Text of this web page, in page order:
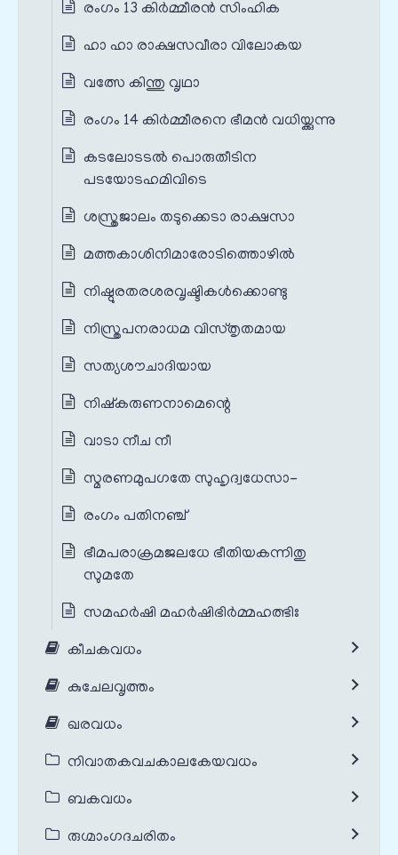
രംഗം 13 കിർമ്മീരൻ സിംഹിക
ഹാ ഹാ രാക്ഷസവീരാ വിലോകയ
വത്സേ കിന്തു വൃഥാ
രംഗം 14 കിർമ്മീരനെ ഭീമൻ വധിയ്ക്കുന്നു
കടലോടടൽ പൊരുതീടിന
പടയോടഹമിവിടെ
ശസ്ത്രജാലം തടുക്കെടാ രാക്ഷസാ
മത്തകാശിനിമാരോടിത്തൊഴിൽ
നിഷ്ഠുരതരശരവൃഷ്ടികൾക്കൊണ്ടു
നിസ്ത്രപനരാധമ വിസ്തൃതമായ
സത്യശൗചാദിയായ
നിഷ്കരുണനാമെന്റെ
വാടാ നീച നീ
സ്മരണമുപഗതേ സുഹൃദ്വധേസാ-
രംഗം പതിനഞ്ച്
ഭീമപരാക്രമജലധേ ഭീതിയകന്നിതു
സുമതേ
സമഹർഷി മഹർഷിഭിർമ്മഹത്ഭിഃ
കീചകവധം
കുചേലവൃത്തം
ഖരവധം
നിവാതകവചകാലകേയവധം
ബകവധം
രുഗ്മാംഗദചരിതം